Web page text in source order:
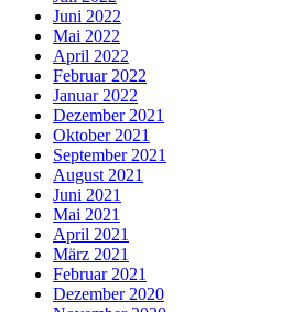
Juni 2022
Mai 2022
April 2022
Februar 2022
Januar 2022
Dezember 2021
Oktober 2021
September 2021
August 2021
Juni 2021
Mai 2021
April 2021
März 2021
Februar 2021
Dezember 2020